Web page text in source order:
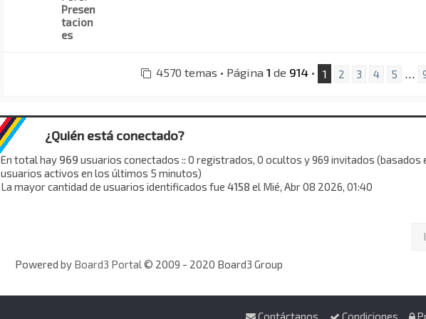
Presen
tacion
es
4570 temas • Página1 de 914 • 1 2 3 4 5 …
¿Quién está conectado?
En total hay 969 usuarios conectados :: 0 registrados, 0 ocultos y 969 invitados (basados
usuarios activos en los últimos 5 minutos)
La mayor cantidad de usuarios identificados fue 4158 el Mié, Abr 08 2026, 01:40
Powered by Board3 Portal© 2009 - 2020 Board3 Group
Condiciones
Contáctanos